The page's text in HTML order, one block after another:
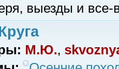
выезды и все-
М.Ю.,